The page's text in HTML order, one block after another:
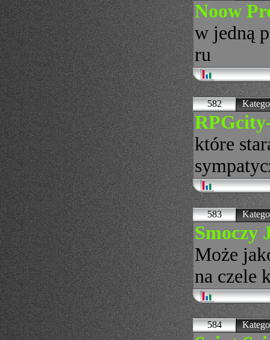
Noow
w jedną
ru
582
które
583
Smoczy
Może
na czele
584